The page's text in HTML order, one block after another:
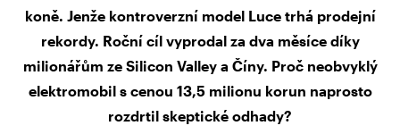
koně. Jenže kontroverzní model Luce trhá prodejní
rekordy. Roční cíl vyprodal za dva měsíce díky
milionářům ze Silicon Valley a Číny. Proč neobvyklý
elektromobil s cenou 13,5 milionu korun naprosto
rozdrtil skeptické odhady?